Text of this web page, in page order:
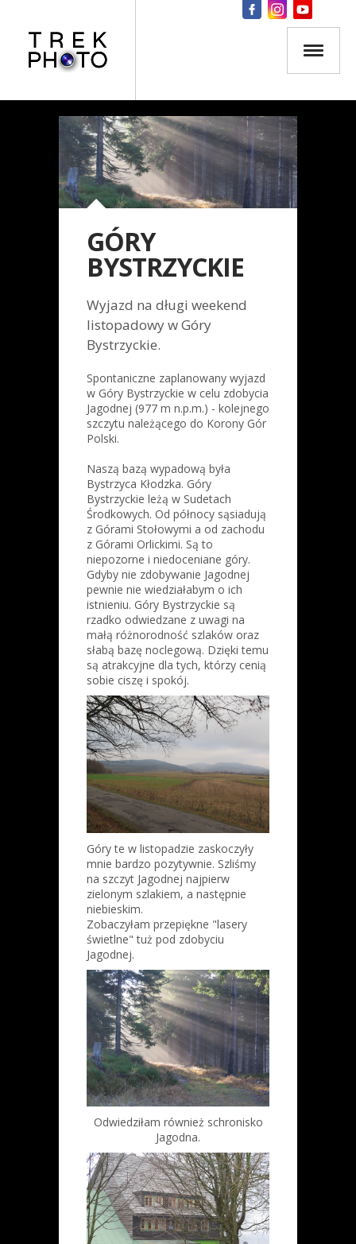
GÓRY
BYSTRZYCKIE
Wyjazd na długi weekend
listopadowy w Góry
Bystrzyckie.
Spontaniczne zaplanowany wyjazd
w Góry Bystrzyckie w celu zdobycia
Jagodnej (977 m n.p.m.) - kolejnego
szczytu należącego do Korony Gór
Polski.
Naszą bazą wypadową była
Bystrzyca Kłodzka. Góry
Bystrzyckie leżą w Sudetach
Środkowych. Od północy sąsiadują
z Górami Stołowymi a od zachodu
z Górami Orlickimi. Są to
niepozorne i niedoceniane góry.
Gdyby nie zdobywanie Jagodnej
pewnie nie wiedziałabym o ich
istnieniu. Góry Bystrzyckie są
rzadko odwiedzane z uwagi na
małą różnorodność szlaków oraz
słabą bazę noclegową. Dzięki temu
są atrakcyjne dla tych, którzy cenią
sobie ciszę i spokój.
Góry te w listopadzie zaskoczyły
mnie bardzo pozytywnie. Szliśmy
na szczyt Jagodnej najpierw
zielonym szlakiem, a następnie
niebieskim.
Zobaczyłam przepiękne "lasery
świetlne" tuż pod zdobyciu
Jagodnej.
Odwiedziłam również schronisko
Jagodna.